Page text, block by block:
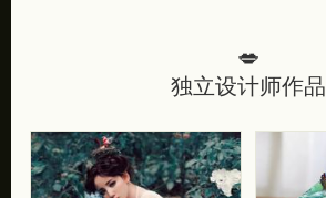
💋
独立设计师作品